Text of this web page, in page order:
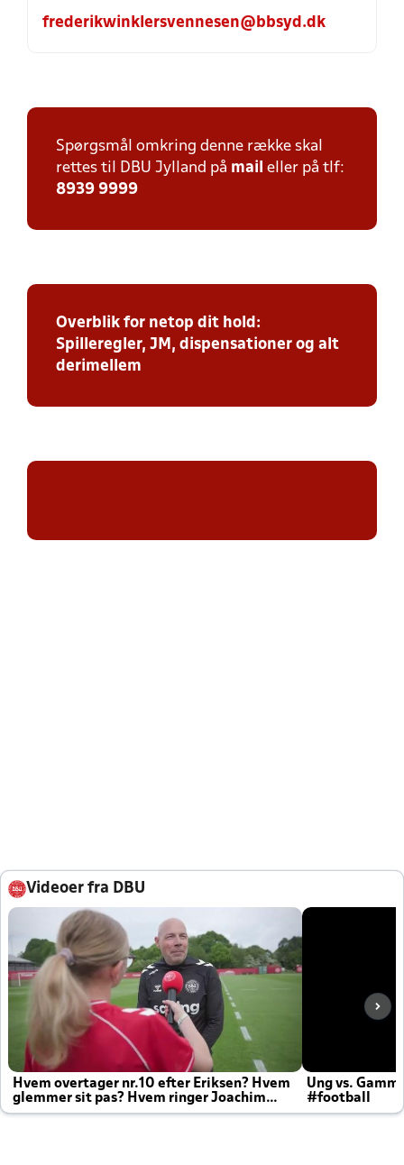
frederikwinklersvennesen@bbsyd.dk
Spørgsmål omkring denne række skal
rettes til DBU Jylland på mail eller på tlf:
8939 9999
Overblik for netop dit hold:
Spilleregler, JM, dispensationer og alt
derimellem
Videoer fra DBU
Hvem overtager nr.10 efter Eriksen? Hvem
glemmer sit pas? Hvem ringer Joachim
altid til efter kampe?
Ung vs.
#football